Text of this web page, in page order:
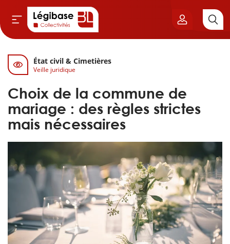
& Cimetières
& Élu local
& Finances locales
publique
État civil & Cimetières
Veille juridique
Choix de la commune de
mariage : des règles strictes
mais nécessaires